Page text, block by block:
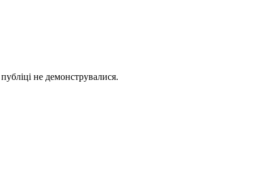
не демонструвалися.